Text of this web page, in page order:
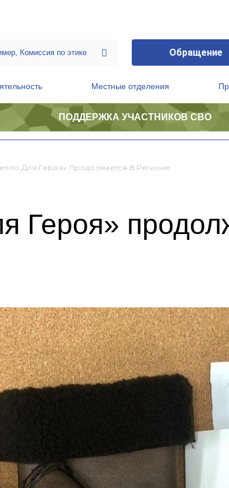
Обращение
Местные отделения
ПОДДЕРЖКА УЧАСТНИКОВ СВО
Для Героя» Продолжается В Регионе
Героя»